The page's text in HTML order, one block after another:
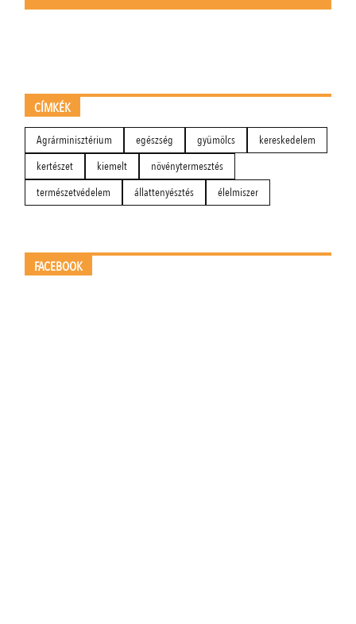
CÍMKÉK
Agrárminisztérium egészség gyümölcs
kereskedelem
kertészet
kiemelt
növénytermesztés
természetvédelem
állattenyésztés élelmiszer
FACEBOOK